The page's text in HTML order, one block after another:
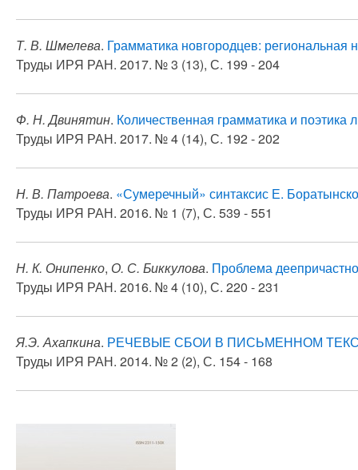
Т. В. Шмелева. Грамматика новгородцев: региональная
Труды ИРЯ РАН. 2017. № 3 (13), С. 199 - 204
Ф. Н. Двинятин. Количественная грамматика и поэтика
Труды ИРЯ РАН. 2017. № 4 (14), С. 192 - 202
Н. В. Патроева. «Сумеречный» синтаксис Е.
Труды ИРЯ РАН. 2016. № 1 (7), С. 539 - 551
Н. К. Онипенко, О. С. Биккулова. Проблема
Труды ИРЯ РАН. 2016. № 4 (10), С. 220 - 231
Я.Э. Ахапкина. РЕЧЕВЫЕ СБОИ В ПИСЬМЕННОМ
Труды ИРЯ РАН. 2014. № 2 (2), С. 154 - 168